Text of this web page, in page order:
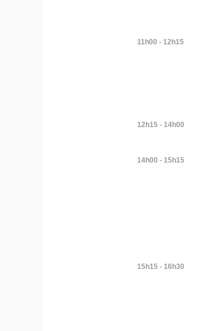
11h00 - 12h15
12h15 - 14h00
14h00 - 15h15
15h15 - 16h30